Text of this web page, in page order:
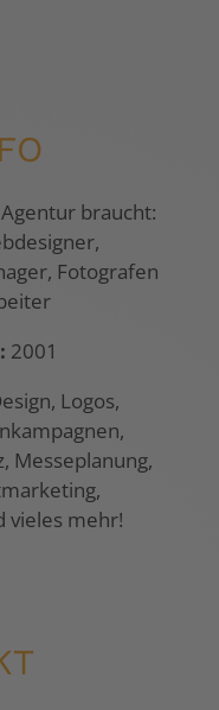
braucht:
Fotografen
2001
Logos,
Messeplanung,
vieles mehr!